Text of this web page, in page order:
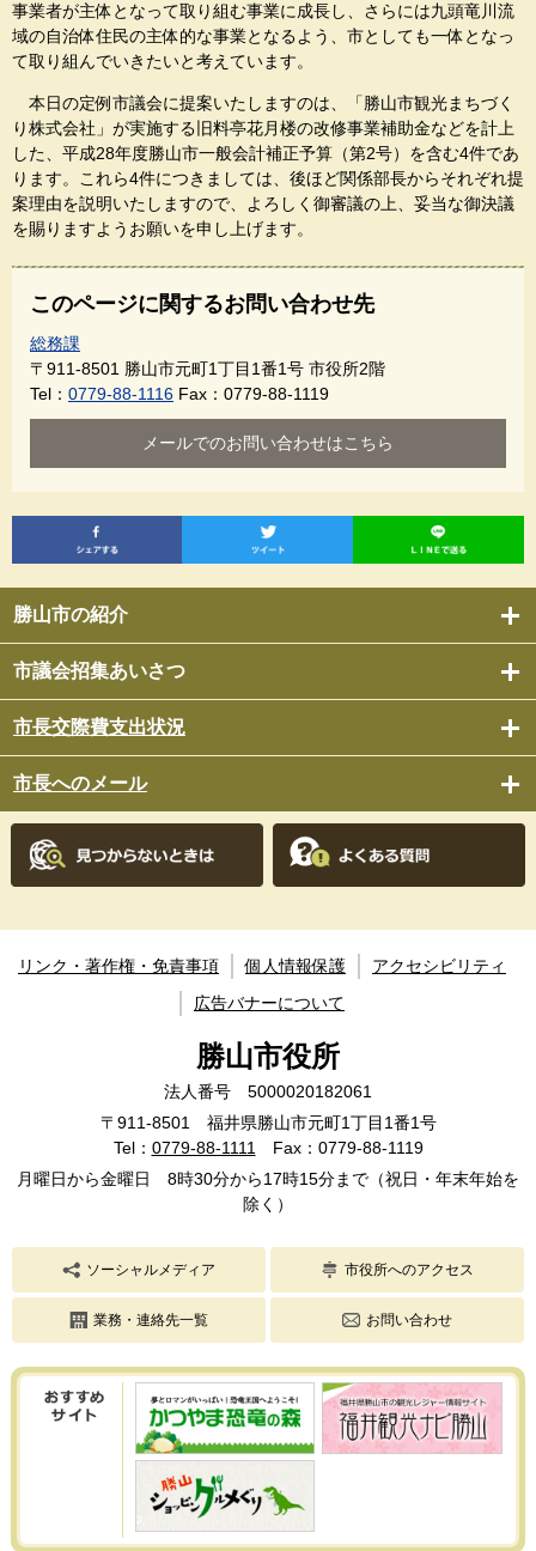
勝山市の紹介
市議会招集あいさつ
市長交際費支出状況
市長へのメール
事業者が主体となって取り組む事業に成長し、さらには九頭竜川流
域の自治体住民の主体的な事業となるよう、市としても一体となっ
て取り組んでいきたいと考えています。
本日の定例市議会に提案いたしますのは、「勝山市観光まちづく
り株式会社」が実施する旧料亭花月楼の改修事業補助金などを計上
した、平成28年度勝山市一般会計補正予算（第2号）を含む4件であ
ります。これら4件につきましては、後ほど関係部長からそれぞれ提
案理由を説明いたしますので、よろしく御審議の上、妥当な御決議
を賜りますようお願いを申し上げます。
このページに関するお問い合わせ先
総務課
〒911-8501 勝山市元町1丁目1番1号 市役所2階
Tel： 0779-88-1116 Fax：0779-88-1119
メールでのお問い合わせはこちら
リンク・著作権・免責事項 個人情報保護
アクセシビリティ
広告バナーについて
勝山市役所
法人番号 5000020182061
〒911-8501 福井県勝山市元町1丁目1番1号
Tel： 0779-88-1111
Fax：0779-88-1119
月曜日から金曜日 8時30分から17時15分まで（祝日・年末年始を
除く）
ソーシャルメディア 市役所へのアクセス
業務・連絡先一覧 お問い合わせ